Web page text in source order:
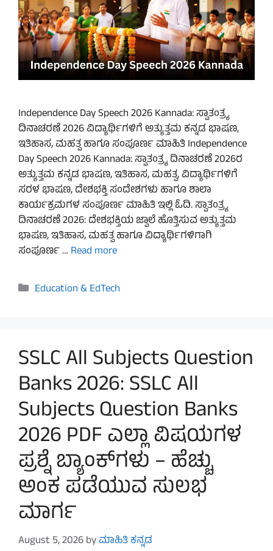
Independence Day Speech 2026 Kannada: ಸ್ವಾತಂತ್ರ್ಯ
ದಿನಾಚರಣೆ 2026 ವಿದ್ಯಾರ್ಥಿಗಳಿಗೆ ಅತ್ಯುತ್ತಮ ಕನ್ನಡ ಭಾಷಣ,
ಇತಿಹಾಸ, ಮಹತ್ವ ಹಾಗೂ ಸಂಪೂರ್ಣ ಮಾಹಿತಿ Independence
Day Speech 2026 Kannada: ಸ್ವಾತಂತ್ರ್ಯ ದಿನಾಚರಣೆ 2026ರ
ಅತ್ಯುತ್ತಮ ಕನ್ನಡ ಭಾಷಣ, ಇತಿಹಾಸ, ಮಹತ್ವ, ವಿದ್ಯಾರ್ಥಿಗಳಿಗೆ
ಸರಳ ಭಾಷಣ, ದೇಶಭಕ್ತಿ ಸಂದೇಶಗಳು ಹಾಗೂ ಶಾಲಾ
ಕಾರ್ಯಕ್ರಮಗಳ ಸಂಪೂರ್ಣ ಮಾಹಿತಿ ಇಲ್ಲಿ ಓದಿ. ಸ್ವಾತಂತ್ರ್ಯ
ದಿನಾಚರಣೆ 2026: ದೇಶಭಕ್ತಿಯ ಜ್ವಾಲೆ ಹೊತ್ತಿಸುವ ಅತ್ಯುತ್ತಮ
ಭಾಷಣ, ಇತಿಹಾಸ, ಮಹತ್ವ ಹಾಗೂ ವಿದ್ಯಾರ್ಥಿಗಳಿಗಾಗಿ
ಸಂಪೂರ್ಣ … Read more
Categories
Education & EdTech
SSLC All Subjects Question
Banks 2026: SSLC All
Subjects Question Banks
2026 PDF ಎಲ್ಲಾ ವಿಷಯಗಳ
ಪ್ರಶ್ನೆ ಬ್ಯಾಂಕ್‌ಗಳು – ಹೆಚ್ಚು
ಅಂಕ ಪಡೆಯುವ ಸುಲಭ
ಮಾರ್ಗ
August 5, 2026byಮಾಹಿತಿ ಕನ್ನಡ